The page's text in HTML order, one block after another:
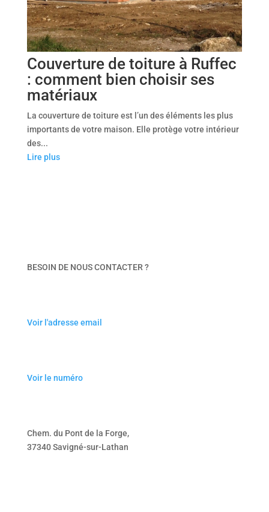
Couverture de toiture à Ruffec
: comment bien choisir ses
matériaux
La couverture de toiture est l’un des éléments les plus
importants de votre maison. Elle protège votre intérieur
des...
Lire plus
BESOIN DE NOUS CONTACTER ?
Voir l'adresse email
Voir le numéro
Chem. du Pont de la Forge,
37340 Savigné-sur-Lathan